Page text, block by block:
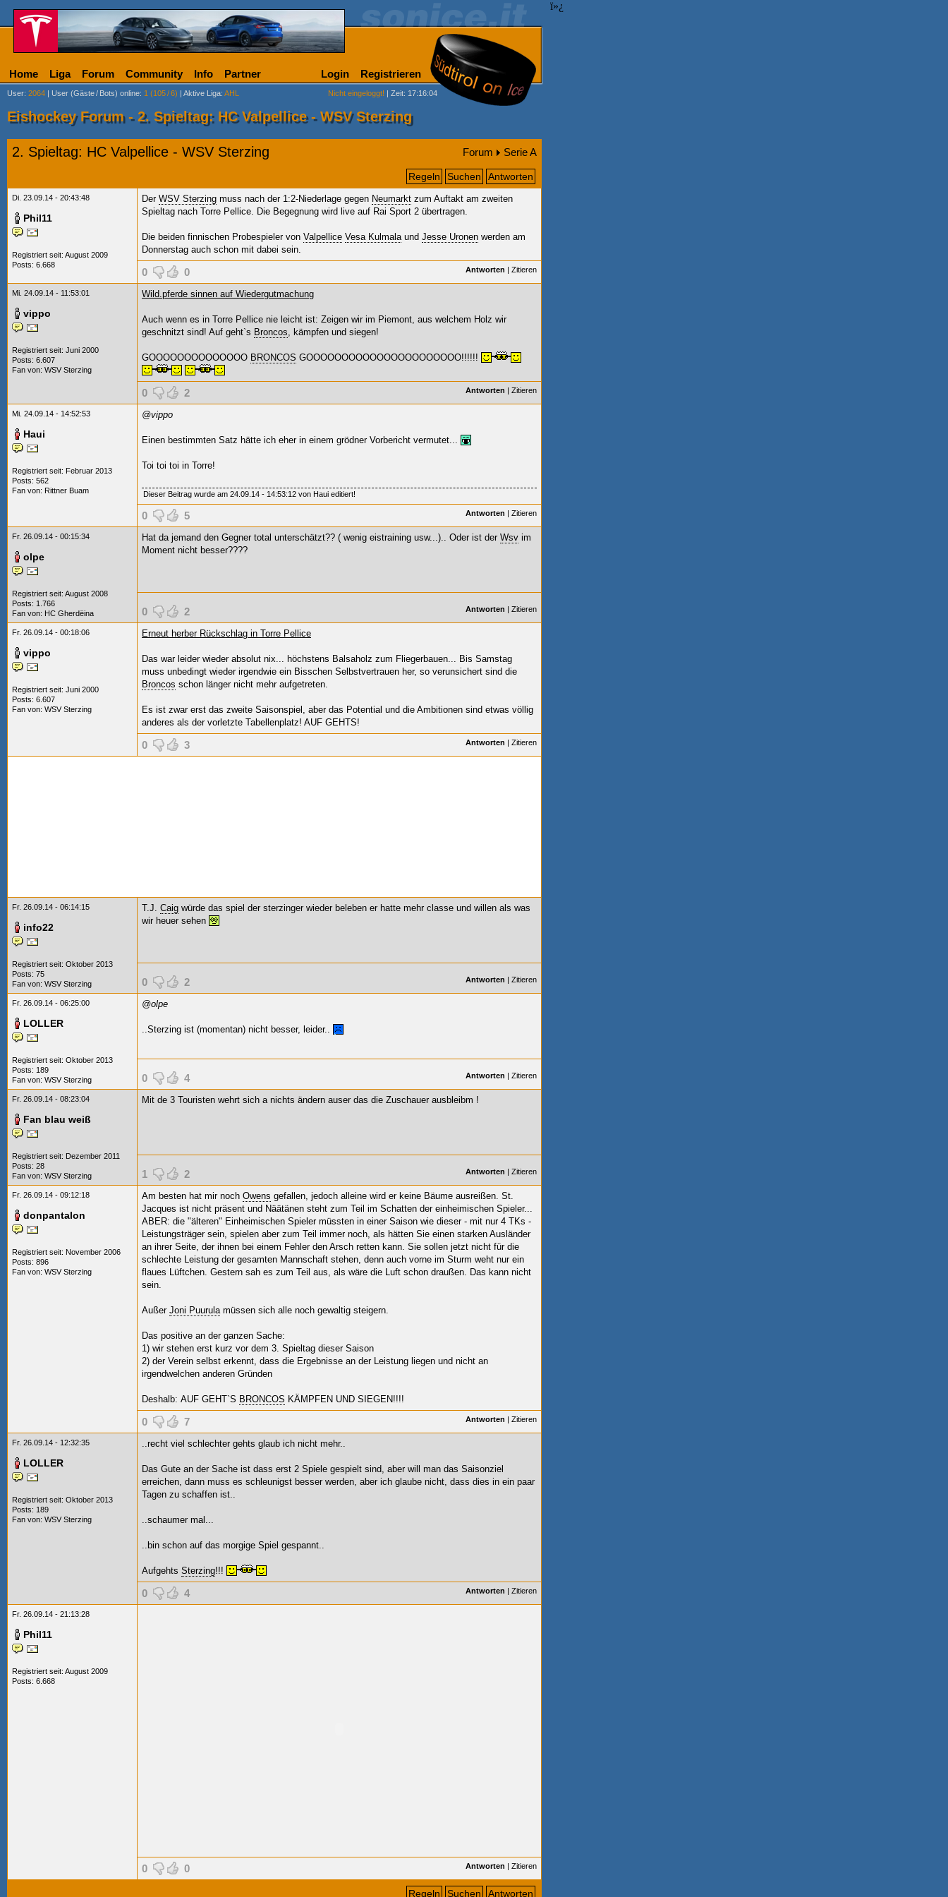
ï»¿
Home Liga Forum Community Info Partner Login Registrieren
User: 2064 | User (Gäste/ Bots) online: 1 (105/6) | Aktive Liga: AHL Nicht eingeloggt! | Zeit: 17:16:04
Eishockey Forum - 2. Spieltag: HC Valpellice - WSV Sterzing
2. Spieltag: HC Valpellice - WSV Sterzing Forum Serie A
Regeln Suchen Antworten
Di. 23.09.14 - 20:43:48
Phil11
Registriert seit: August 2009
Posts: 6.668
Der WSV Sterzing muss nach der 1:2-Niederlage gegen Neumarkt zum Auftakt am zweiten
Spieltag nach Torre Pellice. Die Begegnung wird live auf Rai Sport 2 übertragen.
Die beiden finnischen Probespieler von Valpellice Vesa Kulmalaund Jesse Uronen werden am
Donnerstag auch schon mit dabei sein.
0 0 Antworten | Zitieren
Mi. 24.09.14 - 11:53:01
vippo
Registriert seit: Juni 2000
Posts: 6.607
Fan von: WSV Sterzing
Wild.pferde sinnen auf Wiedergutmachung
Auch wenn es in Torre Pellice nie leicht ist: Zeigen wir im Piemont, aus welchem Holz wir
geschnitzt sind! Auf geht`s Broncos, kämpfen und siegen!
GOOOOOOOOOOOOOO BRONCOS GOOOOOOOOOOOOOOOOOOOOOO!!!!!!
0 2 Antworten | Zitieren
Mi. 24.09.14 - 14:52:53
Haui
Registriert seit: Februar 2013
Posts: 562
Fan von: Rittner Buam
@vippo
Einen bestimmten Satz hätte ich eher in einem grödner Vorbericht vermutet...
Toi toi toi in Torre!
Dieser Beitrag wurde am 24.09.14 - 14:53:12 von Haui editiert!
0 5 Antworten | Zitieren
Fr. 26.09.14 - 00:15:34
olpe
Registriert seit: August 2008
Posts: 1.766
Fan von: HC Gherdëina
Hat da jemand den Gegner total unterschätzt?? ( wenig eistraining usw...).. Oder ist der Wsv im
Moment nicht besser????
0 2 Antworten | Zitieren
Fr. 26.09.14 - 00:18:06
vippo
Registriert seit: Juni 2000
Posts: 6.607
Fan von: WSV Sterzing
Erneut herber Rückschlag in Torre Pellice
Das war leider wieder absolut nix... höchstens Balsaholz zum Fliegerbauen... Bis Samstag
muss unbedingt wieder irgendwie ein Bisschen Selbstvertrauen her, so verunsichert sind die
Broncos schon länger nicht mehr aufgetreten.
Es ist zwar erst das zweite Saisonspiel, aber das Potential und die Ambitionen sind etwas völlig
anderes als der vorletzte Tabellenplatz! AUF GEHTS!
0 3 Antworten | Zitieren
Fr. 26.09.14 - 06:14:15
info22
Registriert seit: Oktober 2013
Posts: 75
Fan von: WSV Sterzing
T.J. Caig würde das spiel der sterzinger wieder beleben er hatte mehr classe und willen als was
wir heuer sehen
0 2 Antworten | Zitieren
Fr. 26.09.14 - 06:25:00
LOLLER
Registriert seit: Oktober 2013
Posts: 189
Fan von: WSV Sterzing
@olpe
..Sterzing ist (momentan) nicht besser, leider..
0 4 Antworten | Zitieren
Fr. 26.09.14 - 08:23:04
Fan blau weiß
Registriert seit: Dezember 2011
Posts: 28
Fan von: WSV Sterzing
Mit de 3 Touristen wehrt sich a nichts ändern auser das die Zuschauer ausbleibm !
1 2 Antworten | Zitieren
Fr. 26.09.14 - 09:12:18
donpantalon
Registriert seit: November 2006
Posts: 896
Fan von: WSV Sterzing
Am besten hat mir noch Owens gefallen, jedoch alleine wird er keine Bäume ausreißen. St.
Jacques ist nicht präsent und Näätänen steht zum Teil im Schatten der einheimischen Spieler...
ABER: die "älteren" Einheimischen Spieler müssten in einer Saison wie dieser - mit nur 4 TKs -
Leistungsträger sein, spielen aber zum Teil immer noch, als hätten Sie einen starken Ausländer
an ihrer Seite, der ihnen bei einem Fehler den Arsch retten kann. Sie sollen jetzt nicht für die
schlechte Leistung der gesamten Mannschaft stehen, denn auch vorne im Sturm weht nur ein
flaues Lüftchen. Gestern sah es zum Teil aus, als wäre die Luft schon draußen. Das kann nicht
sein.
Außer Joni Puurulamüssen sich alle noch gewaltig steigern.
Das positive an der ganzen Sache:
1) wir stehen erst kurz vor dem 3. Spieltag dieser Saison
2) der Verein selbst erkennt, dass die Ergebnisse an der Leistung liegen und nicht an
irgendwelchen anderen Gründen
Deshalb: AUF GEHT`S BRONCOS KÄMPFEN UND SIEGEN!!!!
0 7 Antworten | Zitieren
Fr. 26.09.14 - 12:32:35
LOLLER
Registriert seit: Oktober 2013
Posts: 189
Fan von: WSV Sterzing
..recht viel schlechter gehts glaub ich nicht mehr..
Das Gute an der Sache ist dass erst 2 Spiele gespielt sind, aber will man das Saisonziel
erreichen, dann muss es schleunigst besser werden, aber ich glaube nicht, dass dies in ein paar
Tagen zu schaffen ist..
..schaumer mal...
..bin schon auf das morgige Spiel gespannt..
Aufgehts Sterzing!!!
0 4 Antworten | Zitieren
Fr. 26.09.14 - 21:13:28
Phil11
Registriert seit: August 2009
Posts: 6.668
0 0 Antworten | Zitieren
Regeln Suchen Antworten